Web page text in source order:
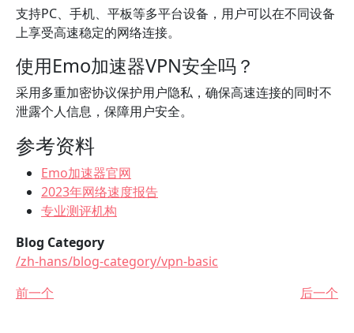
支持PC、手机、平板等多平台设备，用户可以在不同设备
上享受高速稳定的网络连接。
使用Emo加速器VPN安全吗？
采用多重加密协议保护用户隐私，确保高速连接的同时不
泄露个人信息，保障用户安全。
参考资料
Emo加速器官网
2023年网络速度报告
专业测评机构
Blog Category
/zh-hans/blog-category/vpn-basic
前一个
后一个